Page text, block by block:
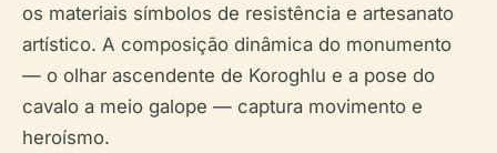
os materiais símbolos de resistência e artesanato
artístico. A composição dinâmica do monumento
— o olhar ascendente de Koroghlu e a pose do
cavalo a meio galope — captura movimento e
heroísmo.